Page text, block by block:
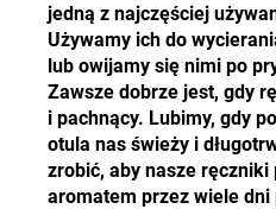
jedną z najczęściej
Używamy ich do
lub owijamy się nimi po
Zawsze dobrze jest, gdy
i pachnący. Lubimy, gdy
otula nas świeży i
zrobić, aby nasze ręczniki
aromatem przez wiele dni